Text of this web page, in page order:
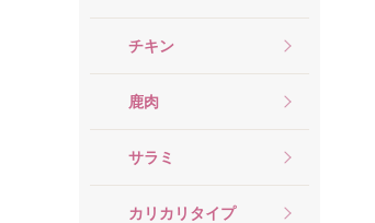
チキン
鹿肉
サラミ
カリカリタイプ